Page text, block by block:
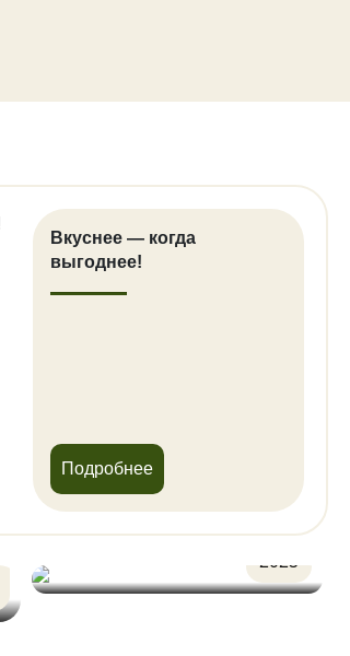
Вкуснее — когда
выгоднее!
Подробнее
23/05
2025